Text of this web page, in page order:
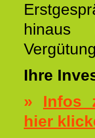
hinaus
Ihre
» Infos
hier